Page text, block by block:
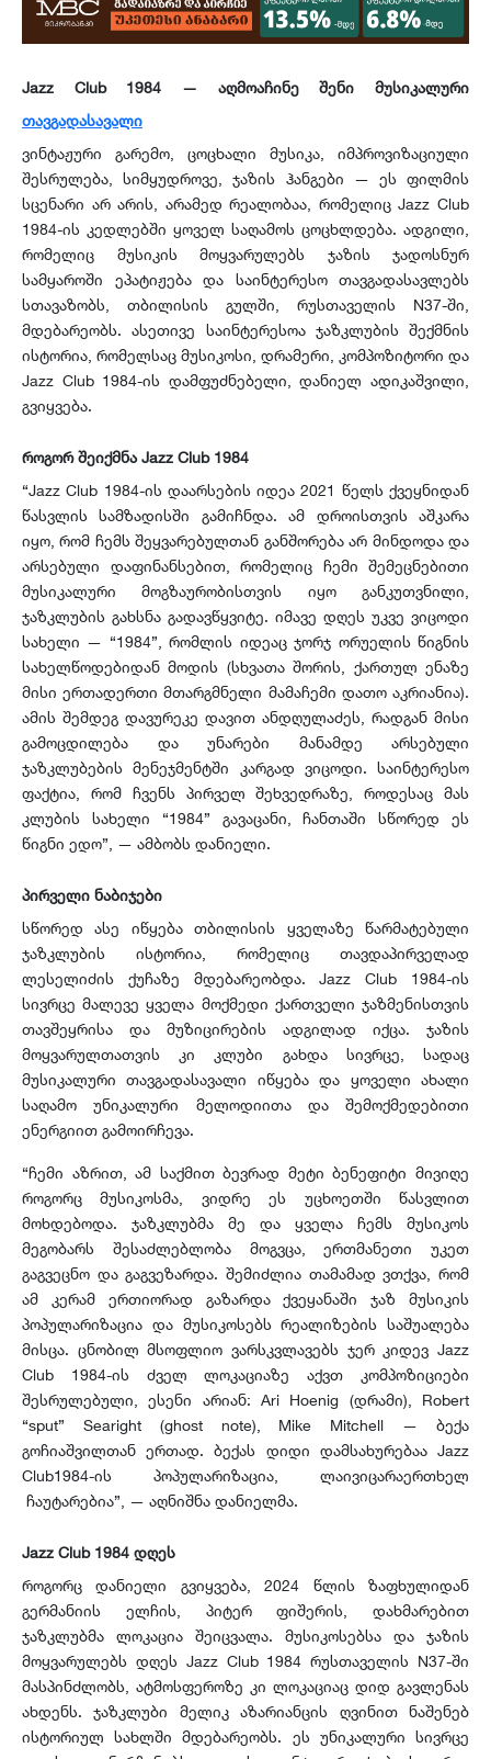
Jazz Club 1984 — აღმოაჩინე შენი მუსიკალური
თავგადასავალი
ვინტაჟური გარემო, ცოცხალი მუსიკა, იმპროვიზაციული
შესრულება, სიმყუდროვე, ჯაზის ჰანგები — ეს ფილმის
სცენარი არ არის, არამედ რეალობაა, რომელიც Jazz Club
1984-ის კედლებში ყოველ საღამოს ცოცხლდება. ადგილი,
რომელიც მუსიკის მოყვარულებს ჯაზის ჯადოსნურ
სამყაროში ეპატიჟება და საინტერესო თავგადასავლებს
სთავაზობს, თბილისის გულში, რუსთაველის N37-ში,
მდებარეობს. ასეთივე საინტერესოა ჯაზკლუბის შექმნის
ისტორია, რომელსაც მუსიკოსი, დრამერი, კომპოზიტორი და
Jazz Club 1984-ის დამფუძნებელი, დანიელ ადიკაშვილი,
გვიყვება.
როგორ შეიქმნაJazz Club 1984
“Jazz Club 1984-ის დაარსების იდეა 2021 წელს ქვეყნიდან
წასვლის სამზადისში გამიჩნდა. ამ დროისთვის აშკარა
იყო, რომ ჩემს შეყვარებულთან განშორება არ მინდოდა და
არსებული დაფინანსებით, რომელიც ჩემი შემეცნებითი
მუსიკალური მოგზაურობისთვის იყო განკუთვნილი,
ჯაზკლუბის გახსნა გადავწყვიტე. იმავე დღეს უკვე ვიცოდი
სახელი — “1984”, რომლის იდეაც ჯორჯ ორუელის წიგნის
სახელწოდებიდან მოდის (სხვათა შორის, ქართულ ენაზე
მისი ერთადერთი მთარგმნელი მამაჩემი დათო აკრიანია).
ამის შემდეგ დავურეკე დავით ანდღულაძეს, რადგან მისი
გამოცდილება და უნარები მანამდე არსებული
ჯაზკლუბების მენეჯმენტში კარგად ვიცოდი. საინტერესო
ფაქტია, რომ ჩვენს პირველ შეხვედრაზე, როდესაც მას
კლუბის სახელი “1984” გავაცანი, ჩანთაში სწორედ ეს
წიგნი ედო”, — ამბობს დანიელი.
პირველი ნაბიჯები
სწორედ ასე იწყება თბილისის ყველაზე წარმატებული
ჯაზკლუბის ისტორია, რომელიც თავდაპირველად
ლესელიძის ქუჩაზე მდებარეობდა. Jazz Club 1984-ის
სივრცე მალევე ყველა მოქმედი ქართველი ჯაზმენისთვის
თავშეყრისა და მუზიცირების ადგილად იქცა. ჯაზის
მოყვარულთათვის კი კლუბი გახდა სივრცე, სადაც
მუსიკალური თავგადასავალი იწყება და ყოველი ახალი
საღამო უნიკალური მელოდიითა და შემოქმედებითი
ენერგიით გამოირჩევა.
“ჩემი აზრით, ამ საქმით ბევრად მეტი ბენეფიტი მივიღე
როგორც მუსიკოსმა, ვიდრე ეს უცხოეთში წასვლით
მოხდებოდა. ჯაზკლუბმა მე და ყველა ჩემს მუსიკოს
მეგობარს შესაძლებლობა მოგვცა, ერთმანეთი უკეთ
გაგვეცნო და გაგვეზარდა. შემიძლია თამამად ვთქვა, რომ
ამ კერამ ერთიორად გაზარდა ქვეყანაში ჯაზ მუსიკის
პოპულარიზაცია და მუსიკოსებს რეალიზების საშუალება
მისცა. ცნობილ მსოფლიო ვარსკვლავებს ჯერ კიდევ Jazz
Club 1984-ის ძველ ლოკაციაზე აქვთ კომპოზიციები
შესრულებული, ესენი არიან: Ari Hoenig (დრამი), Robert
“sput” Searight (ghost note), Mike Mitchell — ბექა
გოჩიაშვილთან ერთად. ბექას დიდი დამსახურებაა Jazz
Club1984-ის პოპულარიზაცია, ლაივიცარაერთხელ
ჩაუტარებია”, — აღნიშნა დანიელმა.
Jazz Club 1984 დღეს
როგორც დანიელი გვიყვება, 2024 წლის ზაფხულიდან
გერმანიის ელჩის, პიტერ ფიშერის, დახმარებით
ჯაზკლუბმა ლოკაცია შეიცვალა. მუსიკოსებსა და ჯაზის
მოყვარულებს დღეს Jazz Club 1984 რუსთაველის N37-ში
მასპინძლობს, ატმოსფეროზე კი ლოკაციაც დიდ გავლენას
ახდენს. ჯაზკლუბი მელიკ აზარიანცის ღვინით ნაშენებ
ისტორიულ სახლში მდებარეობს. ეს უნიკალური სივრცე